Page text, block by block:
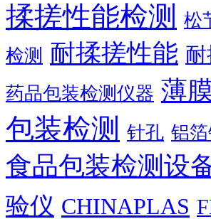
揉搓性能检测
松
检测 耐揉搓性能
药品包装检测仪器 薄
包装检测 针孔 铝
食品包装检测设
验仪 CHINAPLAS